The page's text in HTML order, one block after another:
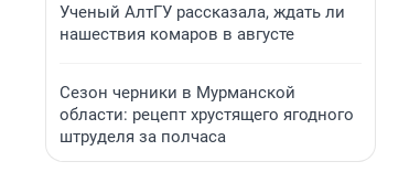
Ученый АлтГУ рассказала, ждать ли
нашествия комаров в августе
Сезон черники в Мурманской
области: рецепт хрустящего ягодного
штруделя за полчаса